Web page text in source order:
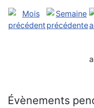
Évènements